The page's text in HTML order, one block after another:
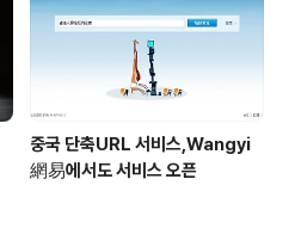
중국 단축URL 서비스,Wangyi
網易에서도 서비스 오픈